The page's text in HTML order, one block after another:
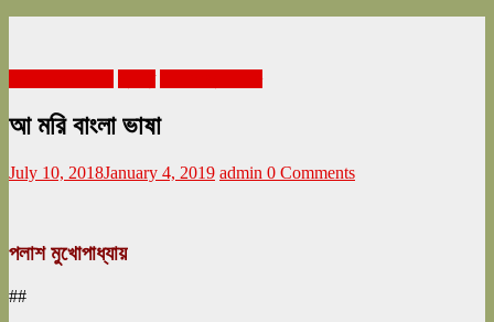
আ মরি বাংলা ভাষা
July 10, 2018January 4, 2019 admin 0 Comments
পলাশ মুখোপাধ্যায়
##